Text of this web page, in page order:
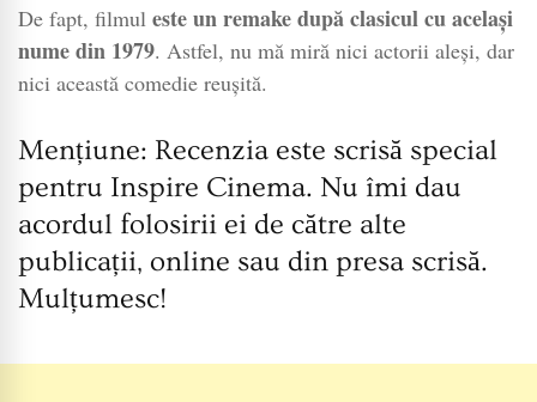
De fapt, filmul este un remake după clasicul cu același
nume din 1979. Astfel, nu mă miră nici actorii aleși, dar
nici această comedie reușită.
Mențiune: Recenzia este scrisă special
pentru Inspire Cinema. Nu îmi dau
acordul folosirii ei de către alte
publicații, online sau din presa scrisă.
Mulțumesc!